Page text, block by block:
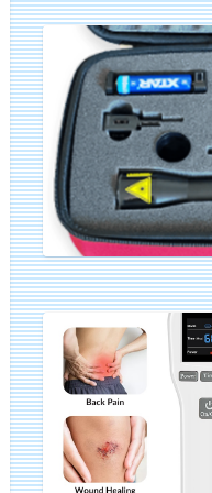
Safe
Laser
500
–
gyógylézer
–
lágylézer
–
szórt
fényű
Gyógylézer
–
Safe
Laser
–
Lágylézer!